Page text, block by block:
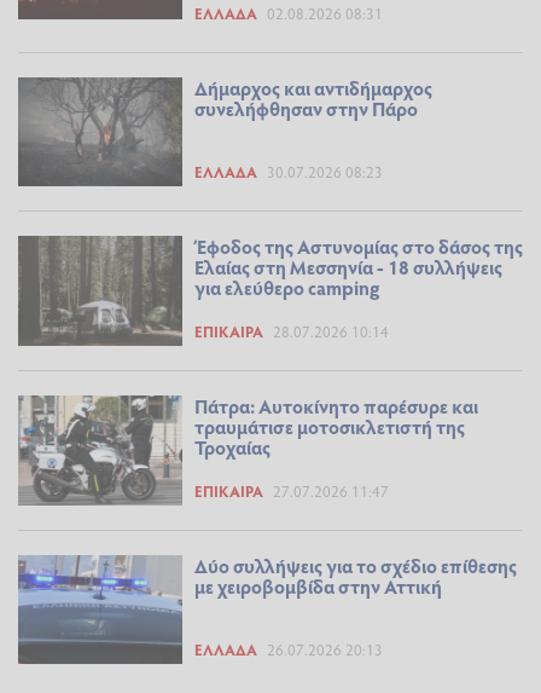
ΕΛΛΆΔΑ 02.08.2026 08:31
Δήμαρχος και αντιδήμαρχος
συνελήφθησαν στην Πάρο
ΕΛΛΆΔΑ 30.07.2026 08:23
Έφοδος της Αστυνομίας στο δάσος της
Ελαίας στη Μεσσηνία - 18 συλλήψεις
για ελεύθερο camping
ΕΠΊΚΑΙΡΑ 28.07.2026 10:14
Πάτρα: Αυτοκίνητο παρέσυρε και
τραυμάτισε μοτοσικλετιστή της
Τροχαίας
ΕΠΊΚΑΙΡΑ 27.07.2026 11:47
Δύο συλλήψεις για το σχέδιο επίθεσης
με χειροβομβίδα στην Αττική
ΕΛΛΆΔΑ 26.07.2026 20:13